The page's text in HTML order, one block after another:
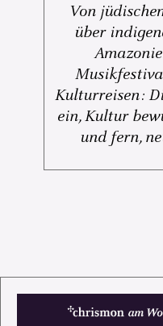
Von
über
Kulturreisen:
ein, Kultur
und fern,